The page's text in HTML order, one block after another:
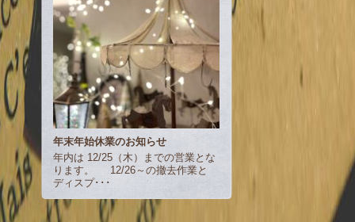
年末年始休業のお知らせ
年内は 12/25（木）までの営業とな
ります。 12/26～の撤去作業と
ディスプ･･･